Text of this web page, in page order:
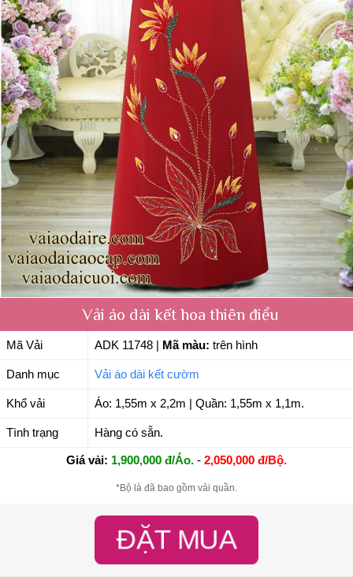
Vải áo dài kết hoa thiên điểu
Mã Vải ADK 11748 Mã màu: trên hình
Danh mục Vải áo dài kết cườm
Khổ vải Áo: 1,55m x 2,2m | Quần: 1,55m x 1,1m.
Tình trạng Hàng có sẵn.
Giá vải: 1,900,000 đ/Áo. - 2,050,000 đ/Bộ.
*Bộ là đã bao gồm vải quần.
ĐẶT MUA